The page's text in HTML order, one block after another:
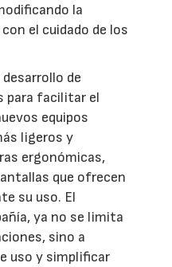
la
el cuidado de los
desarrollo de
para facilitar el
equipos
ligeros y
ergonómicas,
que ofrecen
su uso. El
ya no se limita
sino a
uso y simplificar